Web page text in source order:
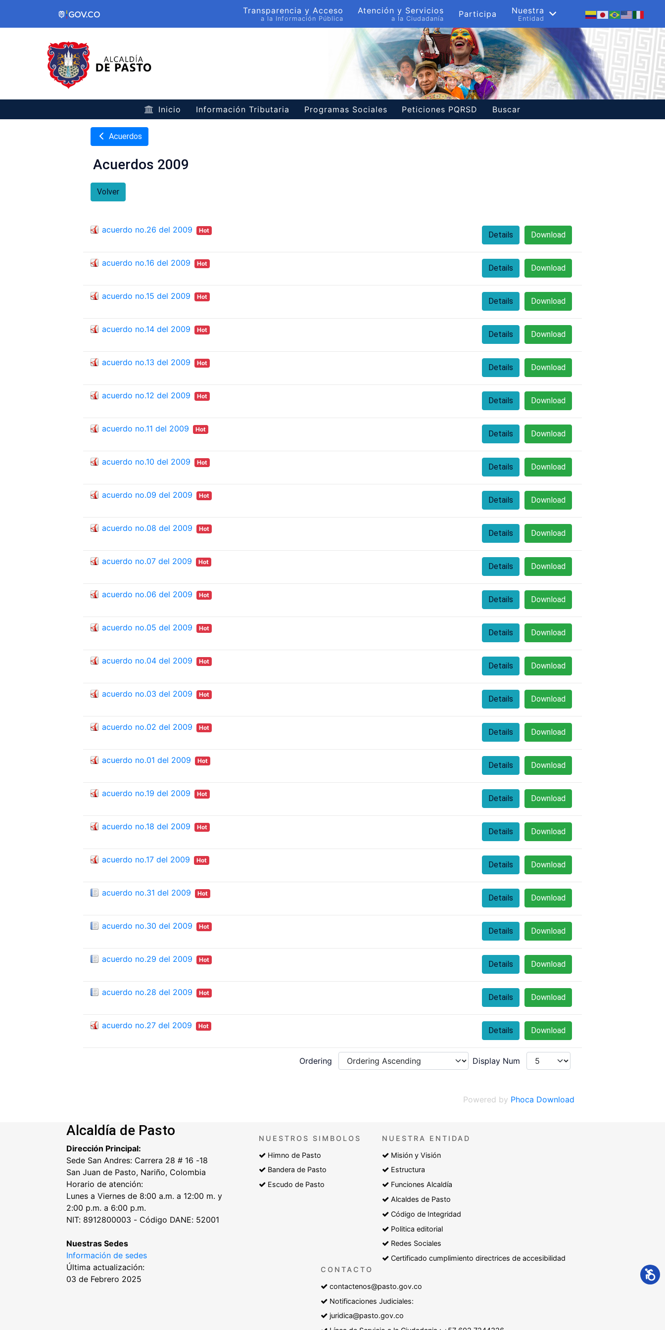
Transparencia y Acceso
a la Información Pública
Atención y Servicios
a la Ciudadanía Participa Nuestra
Entidad
Inicio Información Tributaria Programas Sociales Peticiones PQRSD Buscar
Acuerdos
Acuerdos 2009
Volver
acuerdo no.26 del 2009 Hot Download
Details
acuerdo no.16 del 2009 Hot Download
Details
acuerdo no.15 del 2009 Hot Download
Details
acuerdo no.14 del 2009 Hot Download
Details
acuerdo no.13 del 2009 Hot Download
Details
acuerdo no.12 del 2009 Hot Download
Details
acuerdo no.11 del 2009 Hot Download
Details
acuerdo no.10 del 2009 Hot Download
Details
acuerdo no.09 del 2009 Hot Download
Details
acuerdo no.08 del 2009 Hot Download
Details
acuerdo no.07 del 2009 Hot Download
Details
acuerdo no.06 del 2009 Hot Download
Details
acuerdo no.05 del 2009 Hot Download
Details
acuerdo no.04 del 2009 Hot Download
Details
acuerdo no.03 del 2009 Hot Download
Details
acuerdo no.02 del 2009 Hot Download
Details
acuerdo no.01 del 2009 Hot Download
Details
acuerdo no.19 del 2009 Hot Download
Details
acuerdo no.18 del 2009 Hot Download
Details
acuerdo no.17 del 2009 Hot Download
Details
acuerdo no.31 del 2009 Hot Download
Details
acuerdo no.30 del 2009 Hot Download
Details
acuerdo no.29 del 2009 Hot Download
Details
acuerdo no.28 del 2009 Hot Download
Details
acuerdo no.27 del 2009 Hot Download
Details
Ordering Display Num
Powered by Phoca Download
Alcaldía de Pasto
Dirección Principal:
Sede San Andres: Carrera 28 # 16 -18
San Juan de Pasto, Nariño, Colombia
Horario de atención:
Lunes a Viernes de 8:00 a.m. a 12:00 m. y
2:00 p.m. a 6:00 p.m.
NIT: 8912800003 - Código DANE: 52001
Nuestras Sedes
Información de sedes
Última actualización:
03 de Febrero 2025
NUESTROS SIMBOLOS
Himno de Pasto
Bandera de Pasto
Escudo de Pasto
NUESTRA ENTIDAD
Misión y Visión
Estructura
Funciones Alcaldía
Alcaldes de Pasto
Código de Integridad
Politica editorial
Redes Sociales
Certificado cumplimiento directrices de accesibilidad
CONTACTO
contactenos@pasto.gov.co
Notificaciones Judiciales:
juridica@pasto.gov.co